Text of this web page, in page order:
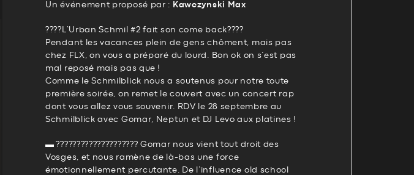
Un événement proposé par : Kawczynski Max
????L’Urban Schmil #2 fait son come back????
Pendant les vacances plein de gens chôment, mais pas
chez FLX, on vous a préparé du lourd. Bon ok on s’est pas
mal reposé mais pas que !
Comme le Schmilblick nous a soutenus pour notre toute
première soirée, on remet le couvert avec un concert rap
dont vous allez vous souvenir. RDV le 28 septembre au
Schmilblick avec Gomar, Neptun et DJ Levo aux platines !
▬ ???????????????????? Gomar nous vient tout droit des
Vosges, et nous ramène de là-bas une force
émotionnellement percutante. De l’influence old school